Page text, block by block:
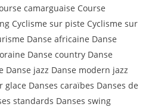
camarguaise Course
Cyclisme sur piste Cyclisme sur
Danse africaine Danse
Danse country Danse
Danse jazz Danse modern jazz
Danses caraïbes Danses de
standards Danses swing